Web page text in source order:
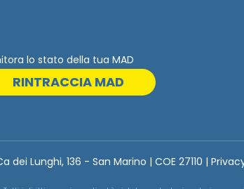
lo stato della tua MAD
RINTRACCIA MAD
dei Lunghi, 136 - San Marino | COE 27110 |